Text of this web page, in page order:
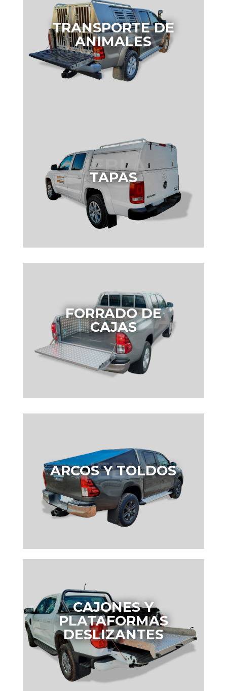
TRANSPORTE DE
ANIMALES
TAPAS
FORRADO DE
CAJAS
ARCOS Y TOLDOS
CAJONES Y
PLATAFORMAS
DESLIZANTES